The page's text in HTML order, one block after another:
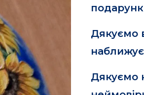
Дякуємо
Дякуємо